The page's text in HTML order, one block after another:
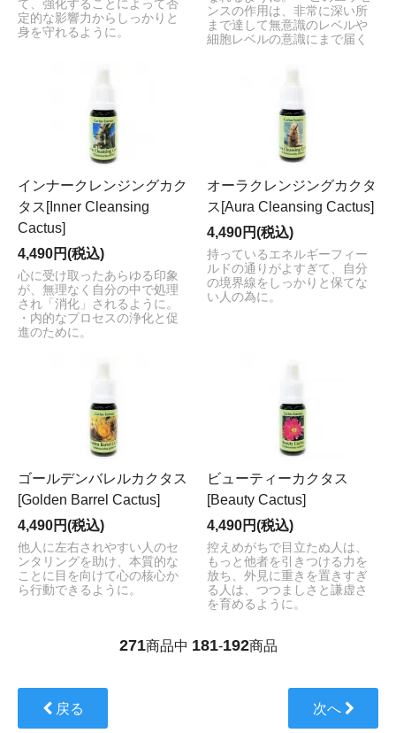
て、強化することによって否
定的な影響力からしっかりと
身を守れるように。
ンスの作用は、非常に深い所
まで達して無意識のレベルや
細胞レベルの意識にまで届く
インナークレンジングカク
タス[Inner Cleansing
Cactus]
4,490円(税込)
心に受け取ったあらゆる印象
が、無理なく自分の中で処理
され「消化」されるように。
・内的なプロセスの浄化と促
進のために。
オーラクレンジングカクタ
ス[Aura Cleansing Cactus]
4,490円(税込)
持っているエネルギーフィー
ルドの通りがよすぎて、自分
の境界線をしっかりと保てな
い人の為に。
ゴールデンバレルカクタス
[Golden Barrel Cactus]
4,490円(税込)
他人に左右されやすい人のセ
ンタリングを助け、本質的な
ことに目を向けて心の核心か
ら行動できるように。
ビューティーカクタス
[Beauty Cactus]
4,490円(税込)
控えめがちで目立たぬ人は、
もっと他者を引きつける力を
放ち、外見に重きを置きすぎ
る人は、つつましさと謙虚さ
を育めるように。
271商品中 181-192商品
戻る 次へ